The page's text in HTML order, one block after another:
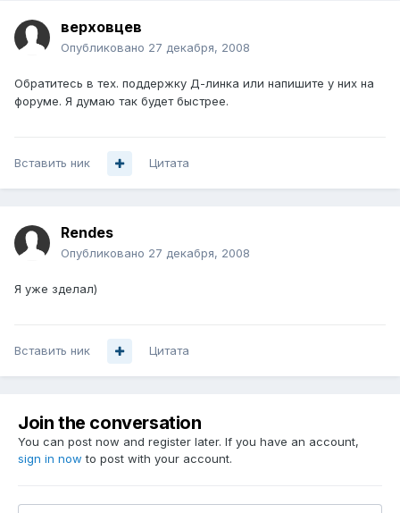
верховцев
Опубликовано 27 декабря, 2008
Обратитесь в тех. поддержку Д-линка или напишите у них на
форуме. Я думаю так будет быстрее.
Вставить ник Цитата
Rendes
Опубликовано 27 декабря, 2008
Я уже зделал)
Вставить ник Цитата
Join the conversation
You can post now and register later. If you have an account,
sign in now to post with your account.